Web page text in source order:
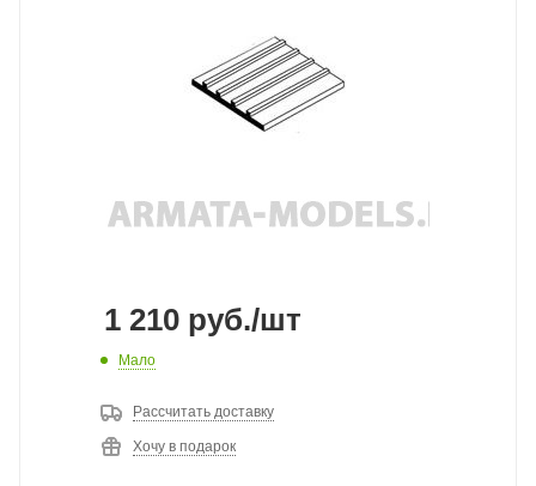
1 210 руб./шт
Мало
Рассчитать доставку
Хочу в подарок